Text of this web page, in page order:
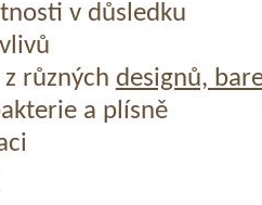
v důsledku
různých designů,
a plísně